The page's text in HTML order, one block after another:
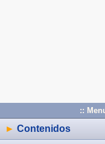
::
► Contenidos